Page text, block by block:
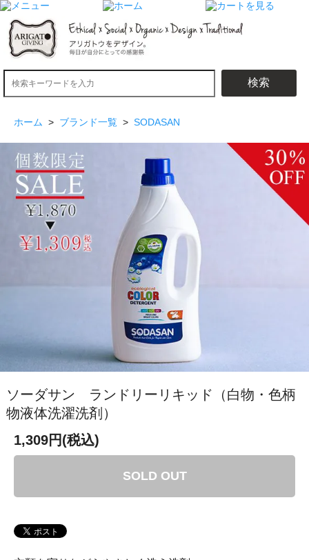
検索
ホーム > ブランド一覧 > SODASAN
ソーダサン ランドリーリキッド（白物・色柄
物液体洗濯洗剤）
1,309円(税込)
SOLD OUT